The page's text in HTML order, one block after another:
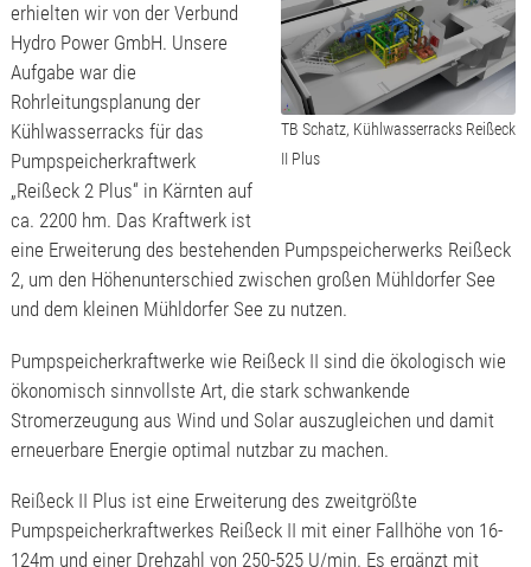
TB Schatz, Kühlwasserracks Reißeck
II Plus
erhielten wir von der Verbund
Hydro Power GmbH. Unsere
Aufgabe war die
Rohrleitungsplanung der
Kühlwasserracks für das
Pumpspeicherkraftwerk
„Reißeck 2 Plus“ in Kärnten auf
ca. 2200 hm. Das Kraftwerk ist
eine Erweiterung des bestehenden Pumpspeicherwerks Reißeck
2, um den Höhenunterschied zwischen großen Mühldorfer See
und dem kleinen Mühldorfer See zu nutzen.
Pumpspeicherkraftwerke wie Reißeck II sind die ökologisch wie
ökonomisch sinnvollste Art, die stark schwankende
Stromerzeugung aus Wind und Solar auszugleichen und damit
erneuerbare Energie optimal nutzbar zu machen.
Reißeck II Plus ist eine Erweiterung des zweitgrößte
Pumpspeicherkraftwerkes Reißeck II mit einer Fallhöhe von 16-
124m und einer Drehzahl von 250-525 U/min. Es ergänzt mit